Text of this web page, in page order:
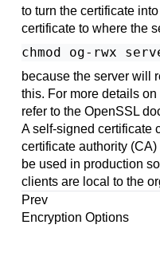
to turn the certificate
certificate to where the
chmod og-rwx
because the server will
this. For more details
refer to the OpenSSL
A self-signed certificate
certificate authority (CA)
be used in production
clients are local to the
Prev
Encryption Options